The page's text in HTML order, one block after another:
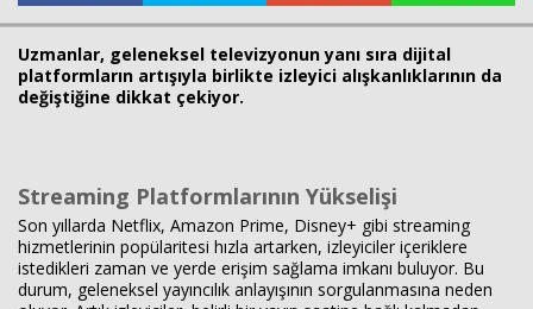
Uzmanlar, geleneksel televizyonun yanı sıra dijital
platformların artışıyla birlikte izleyici alışkanlıklarının da
değiştiğine dikkat çekiyor.
Streaming Platformlarının Yükselişi
Son yıllarda Netflix, Amazon Prime, Disney+ gibi streaming
hizmetlerinin popülaritesi hızla artarken, izleyiciler içeriklere
istedikleri zaman ve yerde erişim sağlama imkanı buluyor. Bu
durum, geleneksel yayıncılık anlayışının sorgulanmasına neden